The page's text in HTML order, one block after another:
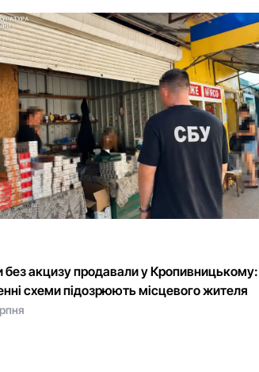
без акцизу продавали у Кропивницькому:
схеми підозрюють місцевого жителя